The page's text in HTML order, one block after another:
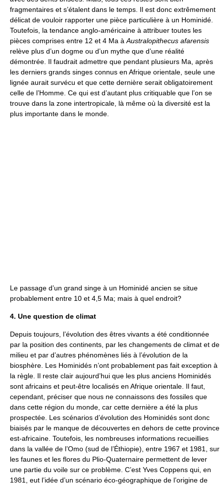
fragmentaires et s’étalent dans le temps. Il est donc extrêmement
délicat de vouloir rapporter une pièce particulière à un Hominidé.
Toutefois, la tendance anglo-américaine à attribuer toutes les
pièces comprises entre 12 et 4 Ma à Australopithecus afarensis
relève plus d’un dogme ou d’un mythe que d’une réalité
démontrée. Il faudrait admettre que pendant plusieurs Ma, après
les derniers grands singes connus en Afrique orientale, seule une
lignée aurait survécu et que cette dernière serait obligatoirement
celle de l’Homme. Ce qui est d’autant plus critiquable que l’on se
trouve dans la zone intertropicale, là même où la diversité est la
plus importante dans le monde.
Le passage d’un grand singe à un Hominidé ancien se situe
probablement entre 10 et 4,5 Ma; mais à quel endroit?
4. Une question de climat
Depuis toujours, l’évolution des êtres vivants a été conditionnée
par la position des continents, par les changements de climat et de
milieu et par d’autres phénomènes liés à l’évolution de la
biosphère. Les Hominidés n’ont probablement pas fait exception à
la règle. Il reste clair aujourd’hui que les plus anciens Hominidés
sont africains et peut-être localisés en Afrique orientale. Il faut,
cependant, préciser que nous ne connaissons des fossiles que
dans cette région du monde, car cette dernière a été la plus
prospectée. Les scénarios d’évolution des Hominidés sont donc
biaisés par le manque de découvertes en dehors de cette province
est-africaine. Toutefois, les nombreuses informations recueillies
dans la vallée de l’Omo (sud de l’Éthiopie), entre 1967 et 1981, sur
les faunes et les flores du Plio-Quaternaire permettent de lever
une partie du voile sur ce problème. C’est Yves Coppens qui, en
1981, eut l’idée d’un scénario éco-géographique de l’origine de